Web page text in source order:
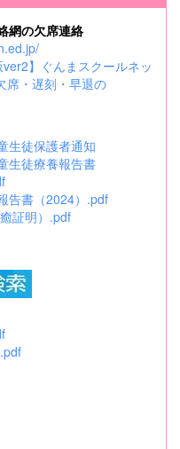
網の欠席連絡
】ぐんまスクールネッ
席・遅刻・早退の
生徒保護者通知
生徒療養報告書
告書（2024）.pdf
証明）.pdf